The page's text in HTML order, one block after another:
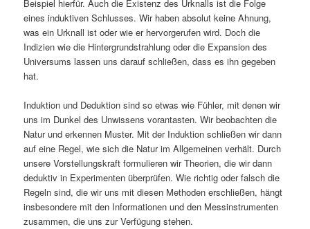
Beispiel hierfür. Auch die Existenz des Urknalls ist die Folge
eines induktiven Schlusses. Wir haben absolut keine Ahnung,
was ein Urknall ist oder wie er hervorgerufen wird. Doch die
Indizien wie die Hintergrundstrahlung oder die Expansion des
Universums lassen uns darauf schließen, dass es ihn gegeben
hat.
Induktion und Deduktion sind so etwas wie Fühler, mit denen wir
uns im Dunkel des Unwissens vorantasten. Wir beobachten die
Natur und erkennen Muster. Mit der Induktion schließen wir dann
auf eine Regel, wie sich die Natur im Allgemeinen verhält. Durch
unsere Vorstellungskraft formulieren wir Theorien, die wir dann
deduktiv in Experimenten überprüfen. Wie richtig oder falsch die
Regeln sind, die wir uns mit diesen Methoden erschließen, hängt
insbesondere mit den Informationen und den Messinstrumenten
zusammen, die uns zur Verfügung stehen.